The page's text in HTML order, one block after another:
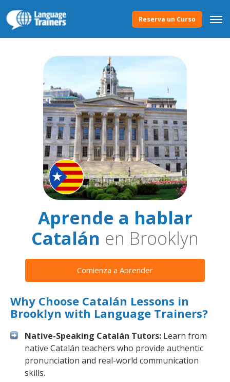
Reserva un Curso
Aprende a hablar
Catalán en Brooklyn
Comienza a Aprender
Why Choose Catalán Lessons in
Brooklyn with Language Trainers?
Native-Speaking Catalán Tutors: Learn from
native Catalán teachers who provide authentic
pronunciation and real-world communication
skills.